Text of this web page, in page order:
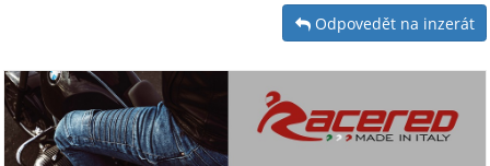
Odpovedět na inzerát